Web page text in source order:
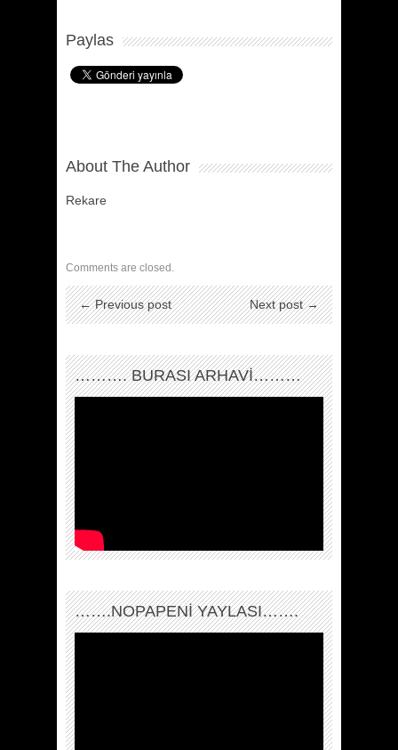
Paylas
About The Author
Rekare
Comments are closed.
← Previous post Next post →
………. BURASI ARHAVİ………
…….NOPAPENİ YAYLASI…….